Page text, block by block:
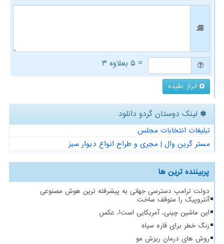
= ۵ بعلاوه ۳
ابراز عقیده
لینک دوستان گردو دانلود
تبلیغات انتخابات مجلس
مستر گرین وال | مجری و طراح انواع دیوار سبز
پربیننده ترین ها
دولت ترامپ دسترسی جهانی به پیشرفته ترین هوش مصنوعی
آنتروپیک را متوقف ساخت
این ماشین چینی، آمریکایی است!، عکس
زنگ خطر برای قاره سیاه
روش های درمان ریزش مو